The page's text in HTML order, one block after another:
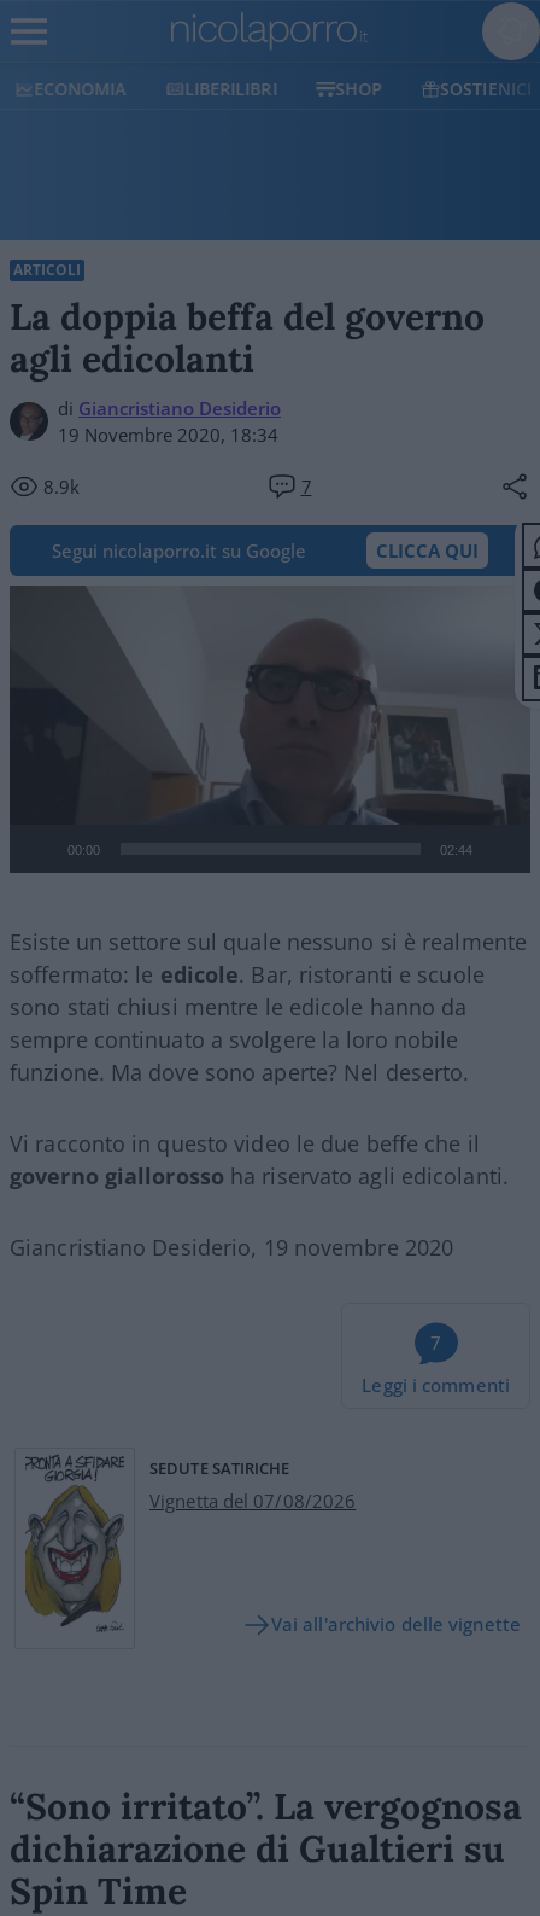
LIBERILIBRI SHOP SOSTIENICI POLITICO
ARTICOLI
La doppia beffa del governo
agli edicolanti
di Giancristiano Desiderio
19 Novembre 2020, 18:34
8.9k 7
Segui nicolaporro.it su Google CLICCA QUI
00:00 02:44
Esiste un settore sul quale nessuno si è realmente
soffermato: le edicole. Bar, ristoranti e scuole
sono stati chiusi mentre le edicole hanno da
sempre continuato a svolgere la loro nobile
funzione. Ma dove sono aperte? Nel deserto.
Vi racconto in questo video le due beffe che il
governo giallorosso ha riservato agli edicolanti.
Giancristiano Desiderio, 19 novembre 2020
7
Leggi i commenti
SEDUTE SATIRICHE
Vignetta del 07/08/2026
Vai all'archivio delle vignette
“Sono irritato”. La vergognosa
dichiarazione di Gualtieri su
Spin Time